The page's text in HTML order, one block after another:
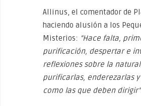
Allinus, el comentador de
haciendo alusión a los
Misterios: “Hace falta,
purificación, despertar e
reflexiones sobre la
purificarlas, enderezarlas
como las que deben